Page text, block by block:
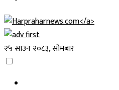
२५ साउन २०८३, सोमबार